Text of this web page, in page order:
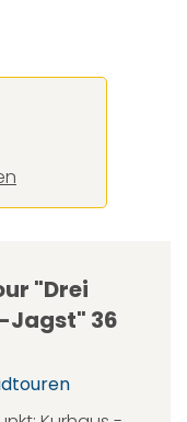
"Drei
Jagst" 36